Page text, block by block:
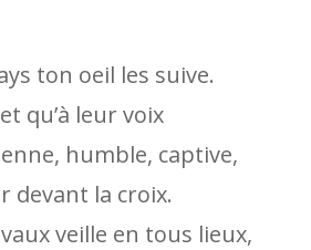
ton oeil les suive.
qu’à leur voix
humble, captive,
devant la croix.
veille en tous lieux,